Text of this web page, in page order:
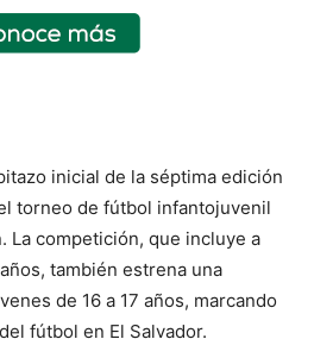
inicial de la séptima edición
torneo de fútbol infantojuvenil
La competición, que incluye a
también estrena una
de 16 a 17 años, marcando
fútbol en El Salvador.